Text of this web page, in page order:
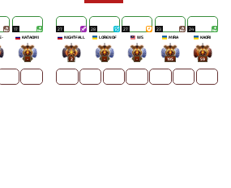
17
KATAOMI`
-
27
NIGHTFALL
2
28
LORENOF
-
27
WS
-
23
MIRA
195
24
KAORI
59